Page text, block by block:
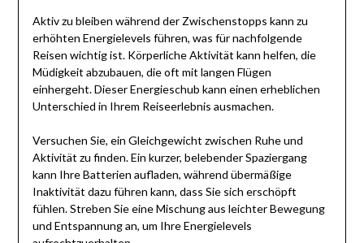
Aktiv zu bleiben während der Zwischenstopps kann zu
erhöhten Energielevels führen, was für nachfolgende
Reisen wichtig ist. Körperliche Aktivität kann helfen, die
Müdigkeit abzubauen, die oft mit langen Flügen
einhergeht. Dieser Energieschub kann einen erheblichen
Unterschied in Ihrem Reiseerlebnis ausmachen.
Versuchen Sie, ein Gleichgewicht zwischen Ruhe und
Aktivität zu finden. Ein kurzer, belebender Spaziergang
kann Ihre Batterien aufladen, während übermäßige
Inaktivität dazu führen kann, dass Sie sich erschöpft
fühlen. Streben Sie eine Mischung aus leichter Bewegung
und Entspannung an, um Ihre Energielevels